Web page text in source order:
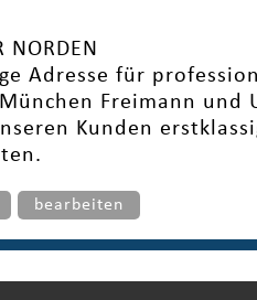
NORDEN
Adresse für
Freimann und
Kunden
bearbeiten